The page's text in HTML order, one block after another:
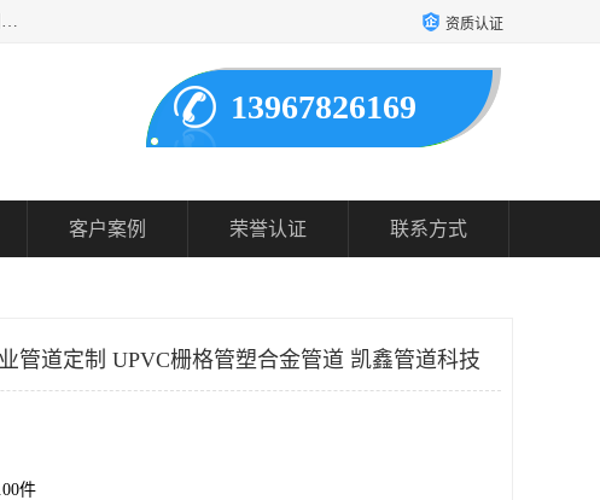
凯鑫管道科技有限公司是一家专业生产PPH、CPVC各类塑料阀门、塑料管道等非金属防腐化工设备的大型企业。产品远销全国三十一个省、市、自治区,广泛应用于化工、石油、氯碱、染料、制药、农药等行业，深受广大用户欢迎，是目前国内生产化工泵、阀门规模较大的生产基地之一。 资质认证
13967826169
客户案例 荣誉认证 联系方式
管道定制 UPVC栅格管塑合金管道 凯鑫管道科技
件